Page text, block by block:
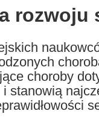
rozwoju
choroby
stanowią